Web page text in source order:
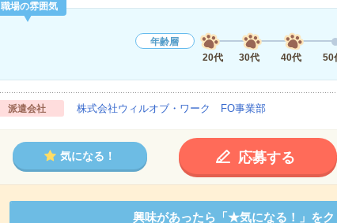
職場の雰囲気
年齢層
20代
30代 40代 50
派遣会社 株式会社ウィルオブ・ワーク FO事業部
気になる！ 応募する
興味があったら「★気になる！」をク